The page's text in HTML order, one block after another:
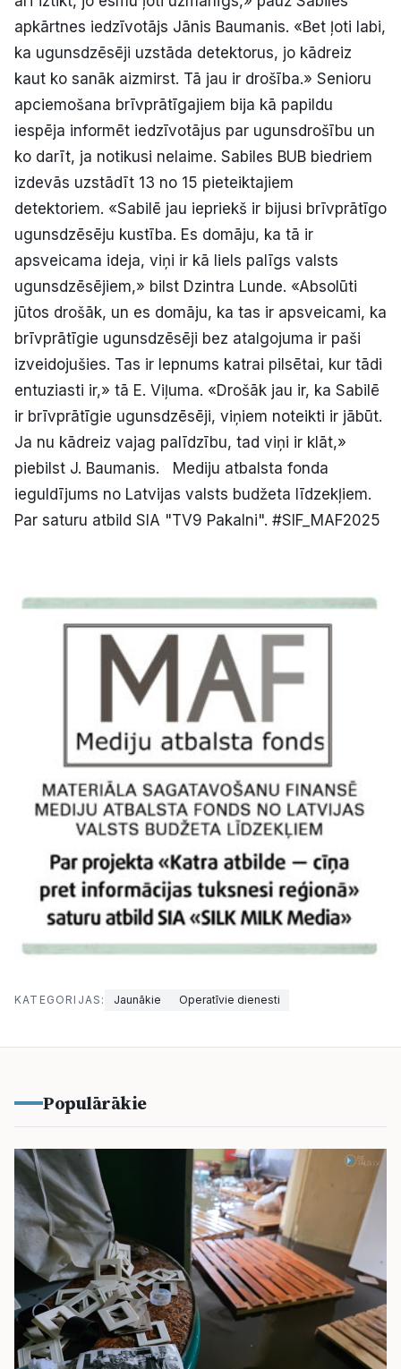
apkārtnes iedzīvotājs Jānis Baumanis. «Bet ļoti labi,
ka ugunsdzēsēji uzstāda detektorus, jo kādreiz
kaut ko sanāk aizmirst. Tā jau ir drošība.» Senioru
apciemošana brīvprātīgajiem bija kā papildu
iespēja informēt iedzīvotājus par ugunsdrošību un
ko darīt, ja notikusi nelaime. Sabiles BUB biedriem
izdevās uzstādīt 13 no 15 pieteiktajiem
detektoriem. «Sabilē jau iepriekš ir bijusi brīvprātīgo
ugunsdzēsēju kustība. Es domāju, ka tā ir
apsveicama ideja, viņi ir kā liels palīgs valsts
ugunsdzēsējiem,» bilst Dzintra Lunde. «Absolūti
jūtos drošāk, un es domāju, ka tas ir apsveicami, ka
brīvprātīgie ugunsdzēsēji bez atalgojuma ir paši
izveidojušies. Tas ir lepnums katrai pilsētai, kur tādi
entuziasti ir,» tā E. Viļuma. «Drošāk jau ir, ka Sabilē
ir brīvprātīgie ugunsdzēsēji, viņiem noteikti ir jābūt.
Ja nu kādreiz vajag palīdzību, tad viņi ir klāt,»
piebilst J. Baumanis. Mediju atbalsta fonda
ieguldījums no Latvijas valsts budžeta līdzekļiem.
Par saturu atbild SIA "TV9 Pakalni". #SIF_MAF2025
KATEGORIJAS: Jaunākie Operatīvie dienesti
Populārākie